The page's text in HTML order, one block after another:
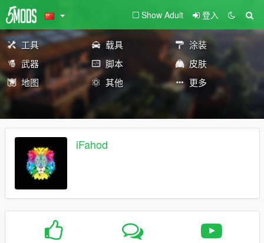
Show Adult 登入
工具 载具
涂装
武器
脚本
皮肤
地图
其他 更多
iFahod